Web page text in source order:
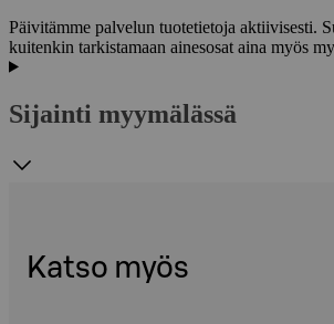
Päivitämme palvelun tuotetietoja aktiivisesti.
kuitenkin tarkistamaan ainesosat aina myös
Sijainti myymälässä
Katso myös